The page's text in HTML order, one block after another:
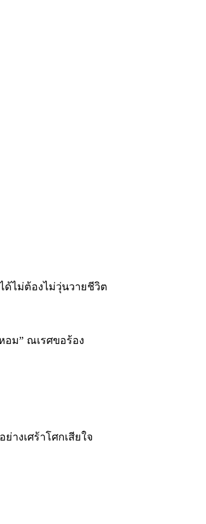
ด้ไม่ต้องไม่วุ่นวายชีวิต
อม” ณเรศขอร้อง
างเศร้าโศกเสียใจ